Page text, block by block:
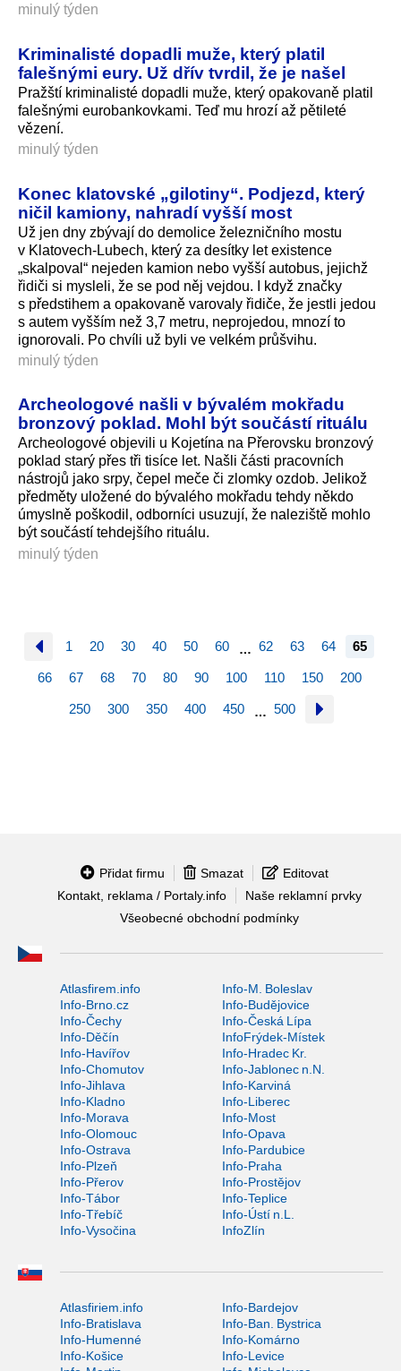
minulý týden
Kriminalisté dopadli muže, který platil
falešnými eury. Už dřív tvrdil, že je našel
Pražští kriminalisté dopadli muže, který opakovaně platil
falešnými eurobankovkami. Teď mu hrozí až pětileté
vězení.
minulý týden
Konec klatovské „gilotiny“. Podjezd, který
ničil kamiony, nahradí vyšší most
Už jen dny zbývají do demolice železničního mostu
v Klatovech-Lubech, který za desítky let existence
„skalpoval“ nejeden kamion nebo vyšší autobus, jejichž
řidiči si mysleli, že se pod něj vejdou. I když značky
s předstihem a opakovaně varovaly řidiče, že jestli jedou
s autem vyšším než 3,7 metru, neprojedou, mnozí to
ignorovali. Po chvíli už byli ve velkém průšvihu.
minulý týden
Archeologové našli v bývalém mokřadu
bronzový poklad. Mohl být součástí rituálu
Archeologové objevili u Kojetína na Přerovsku bronzový
poklad starý přes tři tisíce let. Našli části pracovních
nástrojů jako srpy, čepel meče či zlomky ozdob. Jelikož
předměty uložené do bývalého mokřadu tehdy někdo
úmyslně poškodil, odborníci usuzují, že naleziště mohlo
být součástí tehdejšího rituálu.
minulý týden
1 20 30 40 50 60 … 62 63 64 65
66 67 68 70 80 90 100 110 150 200
250 300 350 400 450 … 500
Přidat firmu Smazat
Editovat
Kontakt, reklama / Portaly.info
Naše reklamní prvky
Všeobecné obchodní podmínky
Atlasfirem.info
Info-M. Boleslav
Info-Brno.cz
Info-Budějovice
Info-Čechy
Info-Česká Lípa
Info-Děčín
InfoFrýdek-Místek
Info-Havířov
Info-Hradec Kr.
Info-Chomutov
Info-Jablonec n.N.
Info-Jihlava
Info-Karviná
Info-Kladno
Info-Liberec
Info-Morava
Info-Most
Info-Olomouc
Info-Opava
Info-Ostrava
Info-Pardubice
Info-Plzeň
Info-Praha
Info-Přerov
Info-Prostějov
Info-Tábor
Info-Teplice
Info-Třebíč
Info-Ústí n.L.
Info-Vysočina
InfoZlín
Atlasfiriem.info
Info-Bardejov
Info-Bratislava
Info-Ban. Bystrica
Info-Humenné
Info-Komárno
Info-Košice
Info-Levice